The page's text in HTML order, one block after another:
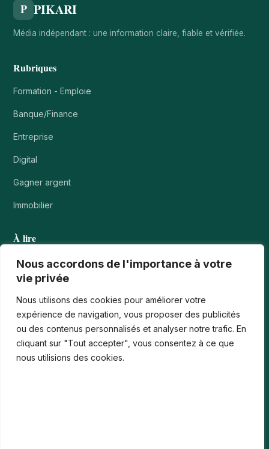
Nous accordons de l'importance à votre
vie privée
Nous utilisons des cookies pour améliorer votre
expérience de navigation, vous proposer des publicités
ou des contenus personnalisés et analyser notre trafic. En
cliquant sur "Tout accepter", vous consentez à ce que
nous utilisions des cookies.
P PIKARI
Média indépendant : une information claire, fiable et vérifiée.
Rubriques
Formation - Emploie
Banque/Finance
Entreprise
Digital
Gagner argent
Immobilier
À lire
Tournois casino : comprendre points, rangs et…
Les paiements numériques face aux nouvelles cyberfraudes
Bonus de bienvenue en France : comment…
Casinos iPhone en France : 2026 Guide…
Monter en compétences digitales en entreprise :…